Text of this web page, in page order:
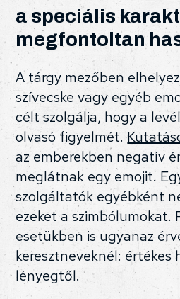
a speciális
megfontoltan
A tárgy mezőben
szívecske vagy egyéb
célt szolgálja, hogy a
olvasó figyelmét.
az emberekben negatív
meglátnak egy emojit.
szolgáltatók egyébként
ezeket a szimbólumokat.
esetükben is ugyanaz
keresztneveknél: értékes
lényegtől.